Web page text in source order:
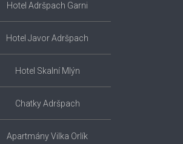
Hotel Adršpach Garni
Hotel Javor Adršpach
Hotel Skalní Mlýn
Chatky Adršpach
Apartmány Vilka Orlík